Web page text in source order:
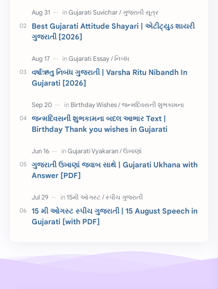
દિવાળી સમાનાર્થી શબ્દો
સ્પીચ ગુજરાતી
રક્ષાબંધન 26 જાન્યુઆરી
જાણવા જેવું
શિક્ષક દિવસ ઉત્તરાયણ
કહેવતો Birthday Wishes
Gujarati Slogans Gujarati Speech
ગુજરાતી વ્યાકરણ
જ્ઞાન સાધના પરીક્ષા Lekhan
Merit List ગુજરાતી વાર્તા
Best Gujarati Attitude Shayari | એટીટ્યુડ શાયરી
ગુજરાતી [2026]
વર્ષાઋતુ નિબંધ ગુજરાતી | Varsha Ritu Nibandh In
Gujarati [2026]
જન્મદિવસની શુભકામના બદલ આભાર Text |
Birthday Thank you wishes in Gujarati
ગુજરાતી ઉખાણાં જવાબ સાથે | Gujarati Ukhana with
Answer [PDF]
15 મી ઓગસ્ટ સ્પીચ ગુજરાતી | 15 August Speech in
Gujarati [with PDF]